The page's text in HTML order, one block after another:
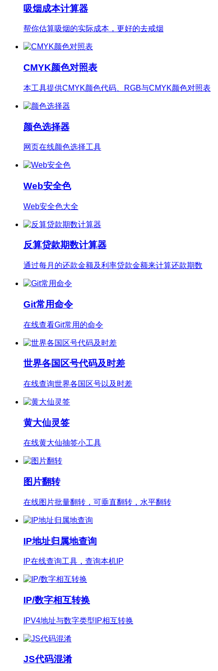
吸烟成本计算器
帮你估算吸烟的实际成本，更好的去戒烟
CMYK颜色对照表
本工具提供CMYK颜色代码、RGB与CMYK颜色对照表
颜色选择器
网页在线颜色选择工具
Web安全色
Web安全色大全
反算贷款期数计算器
通过每月的还款金额及利率贷款金额来计算还款期数
Git常用命令
在线查看Git常用的命令
世界各国区号代码及时差
在线查询世界各国区号以及时差
黄大仙灵签
在线黄大仙抽签小工具
图片翻转
在线图片批量翻转，可垂直翻转，水平翻转
IP地址归属地查询
IP在线查询工具，查询本机IP
IP/数字相互转换
IPV4地址与数字类型IP相互转换
JS代码混淆